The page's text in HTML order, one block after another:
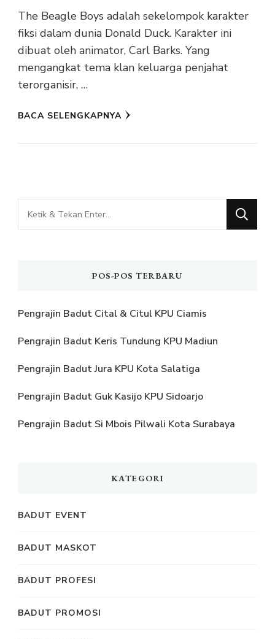
The Beagle Boys adalah sekelompok karakter
fiksi dalam dunia Donald Duck. Karakter ini
dibuat oleh animator, Carl Barks. Yang
mengangkat tema klan keluarga penjahat
terorganisir, …
BACA SELENGKAPNYA
Mencari
Sesuatu?
POS-POS TERBARU
Pengrajin Badut Cital & Citul KPU Ciamis
Pengrajin Badut Keris Tundung KPU Madiun
Pengrajin Badut Jura KPU Kota Salatiga
Pengrajin Badut Guk Kasijo KPU Sidoarjo
Pengrajin Badut Si Mbois Pilwali Kota Surabaya
KATEGORI
BADUT EVENT
BADUT MASKOT
BADUT PROFESI
BADUT PROMOSI